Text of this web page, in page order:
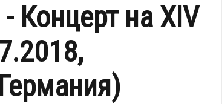
Концерт на XIV